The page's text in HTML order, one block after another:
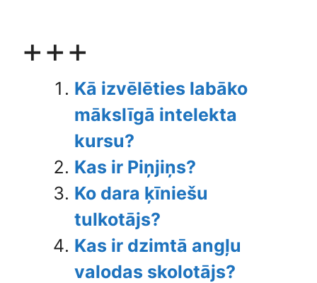
+++
Kā izvēlēties labāko
mākslīgā intelekta
kursu?
Kas ir Piņjiņs?
Ko dara ķīniešu
tulkotājs?
Kas ir dzimtā angļu
valodas skolotājs?